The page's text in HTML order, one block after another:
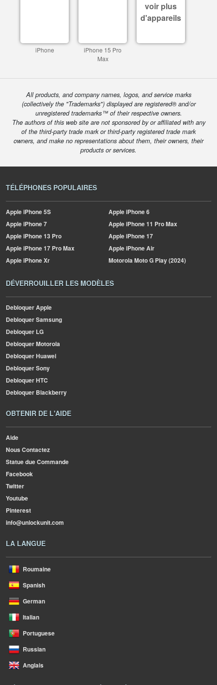
iPhone
iPhone 15 Pro
Max
voir plus
d'appareils
All products, and company names, logos, and service marks
(collectively the "Trademarks") displayed are registered® and/or
unregistered trademarks™ of their respective owners.
The authors of this web site are not sponsored by or affiliated with any
of the third-party trade mark or third-party registered trade mark
owners, and make no representations about them, their owners, their
products or services.
TÉLÉPHONES POPULAIRES
AppleiPhone 5S AppleiPhone 6
AppleiPhone 7 AppleiPhone 11 Pro Max
AppleiPhone 13 Pro AppleiPhone 17
AppleiPhone 17 Pro Max AppleiPhone Air
AppleiPhone Xr MotorolaMoto G Play (2024)
DÉVERROUILLER LES MODÈLES
Debloquer Apple
Debloquer Samsung
Debloquer LG
Debloquer Motorola
Debloquer Huawei
Debloquer Sony
Debloquer HTC
Debloquer Blackberry
OBTENIR DE L'AIDE
Aide
Nous Contactez
Statue due Commande
Facebook
Twitter
Youtube
Pinterest
info@unlockunit.com
LA LANGUE
Roumaine
Spanish
German
Italian
Portuguese
Russian
Anglais